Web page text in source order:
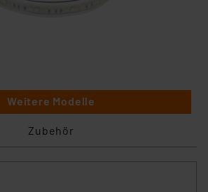
Weitere Modelle
Zubehör